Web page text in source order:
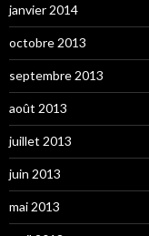
janvier 2014
octobre 2013
septembre 2013
août 2013
juillet 2013
juin 2013
mai 2013